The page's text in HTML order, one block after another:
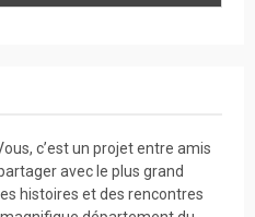
c’est un projet entre amis
avec le plus grand
histoires et des rencontres